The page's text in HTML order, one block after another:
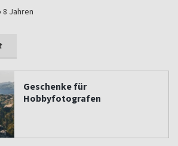
Jahren
Geschenke für
Hobbyfotografen